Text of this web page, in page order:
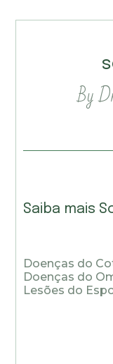
By
Saiba mais
Doenças do
Doenças do
Lesões do